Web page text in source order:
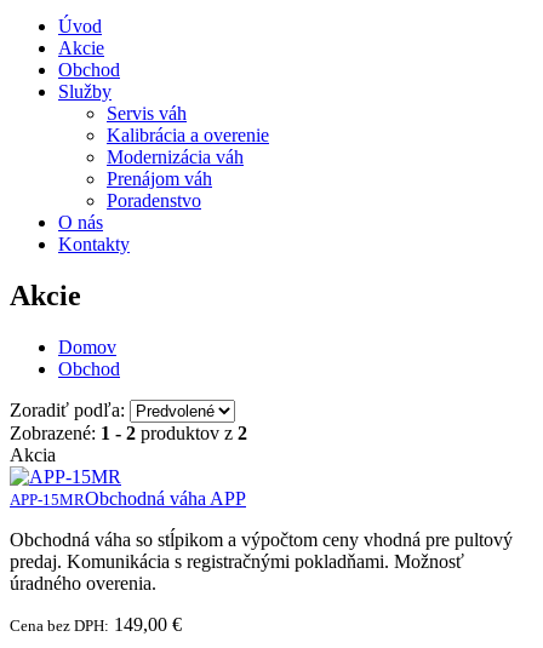
Úvod
Akcie
Obchod
Služby
Servis váh
Kalibrácia a overenie
Modernizácia váh
Prenájom váh
Poradenstvo
O nás
Kontakty
Akcie
Domov
Obchod
Zoradiť podľa:
Zobrazené: 1 - 2 produktov z 2
Akcia
APP-15MRObchodná váha APP
Obchodná váha so stĺpikom a výpočtom ceny vhodná pre pultový
predaj. Komunikácia s registračnými pokladňami. Možnosť
úradného overenia.
Cena bez DPH: 149,00 €